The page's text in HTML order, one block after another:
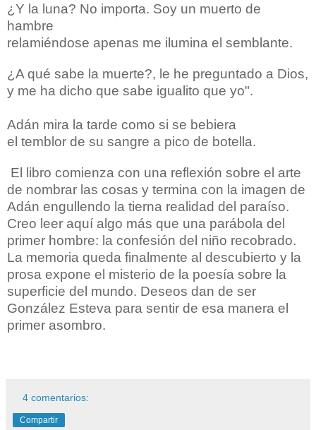
¿Y la luna? No importa. Soy un muerto de
hambre
relamiéndose apenas me ilumina el semblante.
¿A qué sabe la muerte?, le he preguntado a Dios,
y me ha dicho que sabe igualito que yo".
Adán mira la tarde como si se bebiera
el temblor de su sangre a pico de botella.
El libro comienza con una reflexión sobre el arte
de nombrar las cosas y termina con la imagen de
Adán engullendo la tierna realidad del paraíso.
Creo leer aquí algo más que una parábola del
primer hombre: la confesión del niño recobrado.
La memoria queda finalmente al descubierto y la
prosa expone el misterio de la poesía sobre la
superficie del mundo. Deseos dan de ser
González Esteva para sentir de esa manera el
primer asombro.
4 comentarios:
Compartir